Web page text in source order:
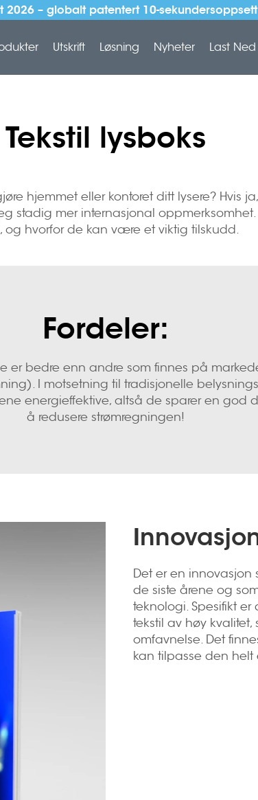
2026 – globalt patentert 10-
Utskrift Løsning Nyheter Last Ned
Tekstil lysboks
hjemmet eller kontoret ditt lysere? Hvis
stadig mer internasjonal
og hvorfor de kan være et viktig tilskudd.
Fordeler:
er bedre enn andre som finnes på
I motsetning til tradisjonelle
energieffektive, altså de sparer en
å redusere strømregningen!
Det er en innovasjon
de siste årene og
teknologi. Spesifikt er
tekstil av høy
omfavnelse. Det
kan tilpasse den helt